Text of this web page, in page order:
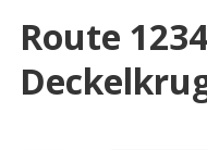
Route